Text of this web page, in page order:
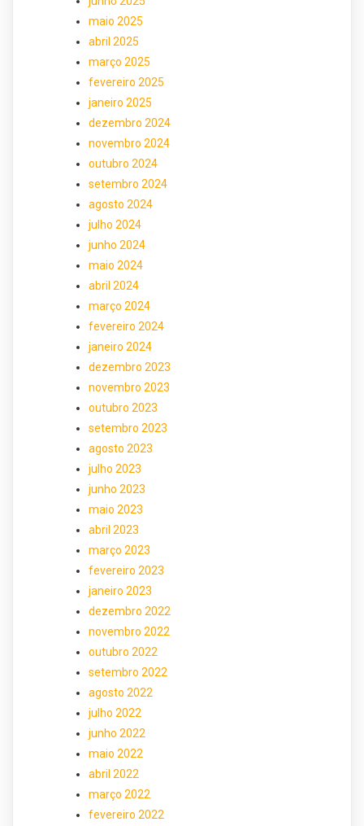
maio 2025
abril 2025
março 2025
fevereiro 2025
janeiro 2025
dezembro 2024
novembro 2024
outubro 2024
setembro 2024
agosto 2024
julho 2024
junho 2024
maio 2024
abril 2024
março 2024
fevereiro 2024
janeiro 2024
dezembro 2023
novembro 2023
outubro 2023
setembro 2023
agosto 2023
julho 2023
junho 2023
maio 2023
abril 2023
março 2023
fevereiro 2023
janeiro 2023
dezembro 2022
novembro 2022
outubro 2022
setembro 2022
agosto 2022
julho 2022
junho 2022
maio 2022
abril 2022
março 2022
fevereiro 2022